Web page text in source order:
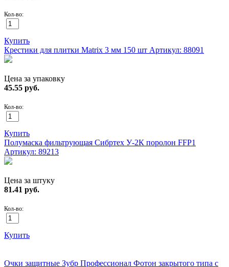
Кол-во:
Купить
Крестики для плитки Matrix 3 мм 150 шт Артикул: 88091
Цена за упаковку
45.55 руб.
Кол-во:
Купить
Полумаска фильтрующая Сибртех У-2К поролон FFP1
Артикул: 89213
Цена за штуку
81.41 руб.
Кол-во:
Купить
Очки защитные Зубр Профессионал Фотон закрытого типа с